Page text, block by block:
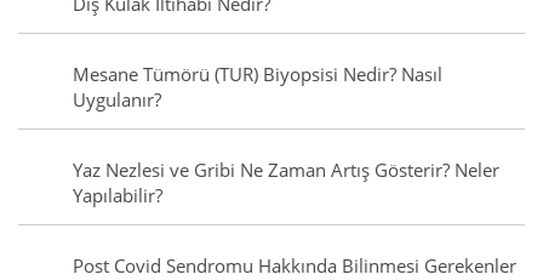
Mesane Tümörü (TUR) Biyopsisi Nedir? Nasıl
Uygulanır?
Yaz Nezlesi ve Gribi Ne Zaman Artış Gösterir? Neler
Yapılabilir?
Post Covid Sendromu Hakkında Bilinmesi Gerekenler